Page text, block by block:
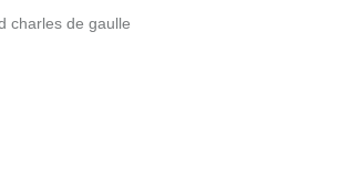
charles de gaulle